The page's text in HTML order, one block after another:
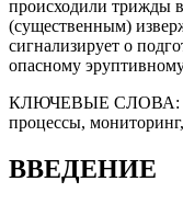
происходили трижды
(существенным)
сигнализирует о
опасному
КЛЮЧЕВЫЕ СЛОВА:
процессы,
ВВЕДЕНИЕ